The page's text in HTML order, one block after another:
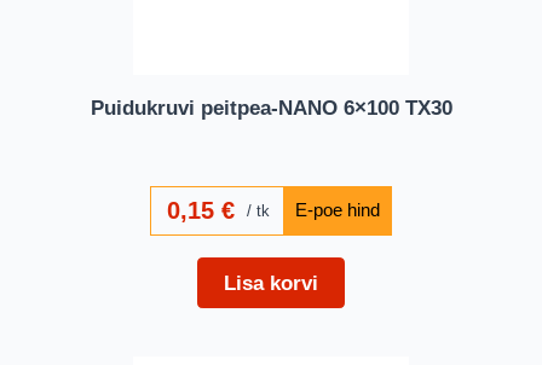
Puidukruvi peitpea-NANO 6×100 TX30
0,15€ tk
Lisa korvi